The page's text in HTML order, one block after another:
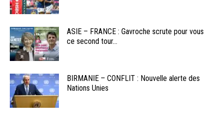
ASIE – FRANCE : Gavroche scrute pour vous
ce second tour...
BIRMANIE – CONFLIT : Nouvelle alerte des
Nations Unies